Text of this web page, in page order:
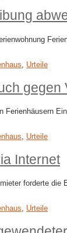
Urteile
gegen
Urteile
Internet
forderte
Urteile